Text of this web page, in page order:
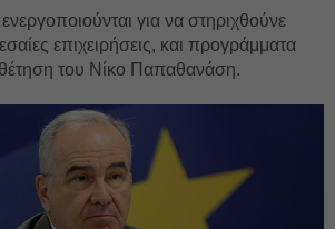
για να στηριχθούνε
επιχειρήσεις, και προγράμματα
του Νίκο Παπαθανάση.